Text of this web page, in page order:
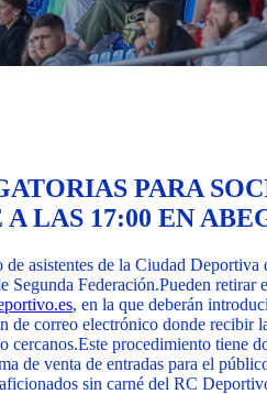
PARA
LAS 17:00 EN
asistentes de la Ciudad
Segunda Federación.Pueden retirar
, en la que deberán
de correo electrónico donde recibir
cercanos.Este procedimiento tiene
de venta de entradas para el
sin carné del RC